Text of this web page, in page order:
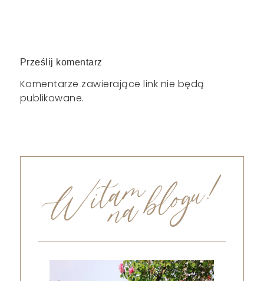
Prześlij komentarz
Komentarze zawierające link nie będą
publikowane.